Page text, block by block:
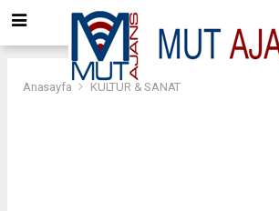
Anasayfa KÜLTÜR & SANAT